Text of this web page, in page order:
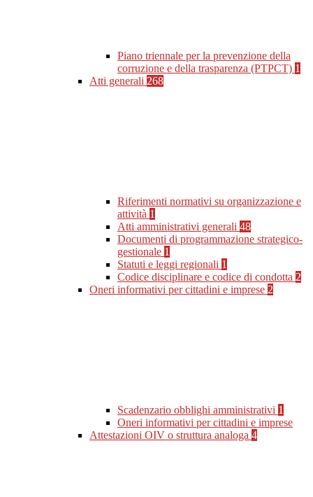
Piano triennale per la prevenzione della
corruzione e della trasparenza (PTPCT) 1
Atti generali 268
Riferimenti normativi su organizzazione e
attività 1
Atti amministrativi generali 48
Documenti di programmazione strategico-
gestionale 1
Statuti e leggi regionali 1
Codice disciplinare e codice di condotta 2
Oneri informativi per cittadini e imprese 2
Scadenzario obblighi amministrativi 1
Oneri informativi per cittadini e imprese
Attestazioni OIV o struttura analoga 4